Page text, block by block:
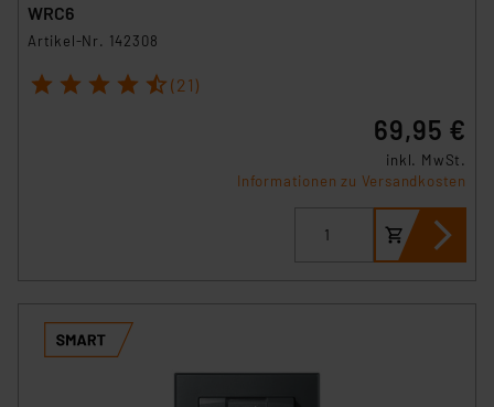
WRC6
Artikel-Nr. 142308
1 2 3 4 5 (21)
69,95 €
inkl. MwSt.
Informationen zu Versandkosten